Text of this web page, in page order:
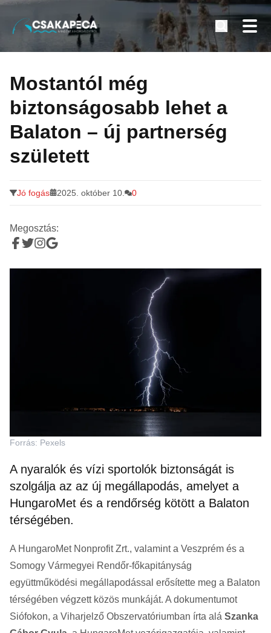
tartalomra
Minden a horgászatról
Mostantól még
biztonságosabb lehet a
Balaton – új partnerség
született
Jó fogás 2025. október 10. 0
Megosztás:
Forrás: Pexels
A nyaralók és vízi sportolók biztonságát is
szolgálja az az új megállapodás, amelyet a
HungaroMet és a rendőrség kötött a Balaton
térségében.
A HungaroMet Nonprofit Zrt., valamint a Veszprém és a
Somogy Vármegyei Rendőr-főkapitányság
együttműködési megállapodással erősítette meg a Balaton
térségében végzett közös munkáját. A dokumentumot
Siófokon, a Viharjelző Obszervatóriumban írta alá Szanka